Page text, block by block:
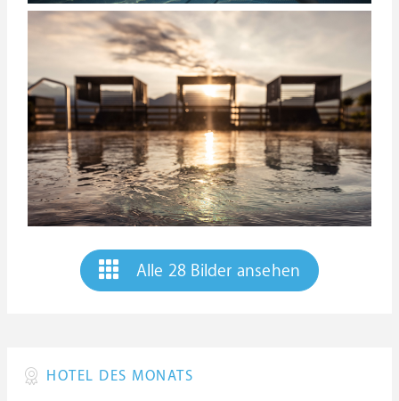
Alle 28 Bilder ansehen
HOTEL DES MONATS